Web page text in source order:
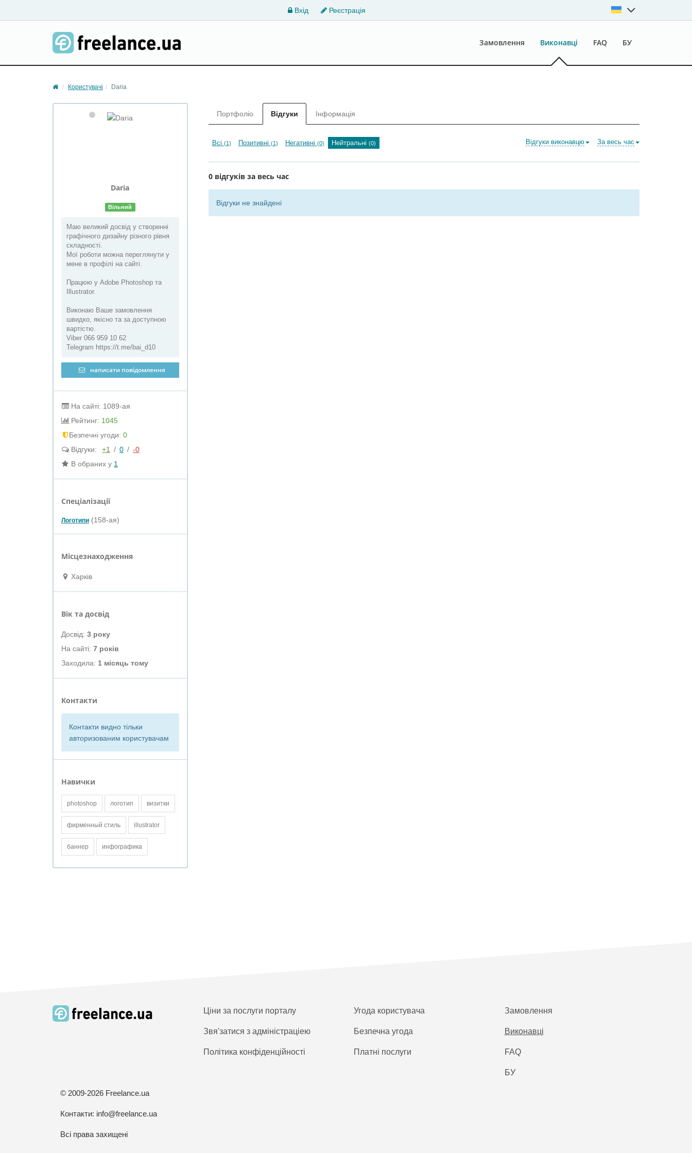
Вхід Реєстрація
Замовлення Виконавці FAQ БУ
Користувачі Daria
Daria
Вільний
Маю великий досвід у створенні
графічного дизайну різного рівня
складності.
Мої роботи можна переглянути у
мене в профілі на сайті.
Працюю у Adobe Photoshop та
Illustrator.
Виконаю Ваше замовлення
швидко, якісно та за доступною
вартістю.
Viber 066 959 10 62
Telegram https://t.me/bai_d10
написати повідомлення
На сайті: 1089-ая
Рейтинг: 1045
Безпечні угоди: 0
Відгуки:
+1 / 0 / -0
В обраних у 1
Спеціалізації
Логотипи (158-ая)
Місцезнаходження
Харків
Вік та досвід
Досвід: 3 року
На сайті: 7 років
Заходила: 1 місяць тому
Контакти
Контакти видно тільки
авторизованим користувачам
Навички
photoshop логотип визитки
фирменный стиль illustrator
баннер инфографика
Портфоліо Відгуки Інформація
Всі (1) Позитивні (1) Негативні (0) Нейтральні (0) За весь час
Відгуки виконавцю
0 відгуків за весь час
Відгуки не знайдені
Ціни за послуги порталу
Звя'затися з адміністраціею
Політика конфіденційності
Угода користувача
Безпечна угода
Платнi послуги
Замовлення
Виконавці
FAQ
БУ
© 2009-2026 Freelance.ua
Контакти: info@freelance.ua
Всі права захищені